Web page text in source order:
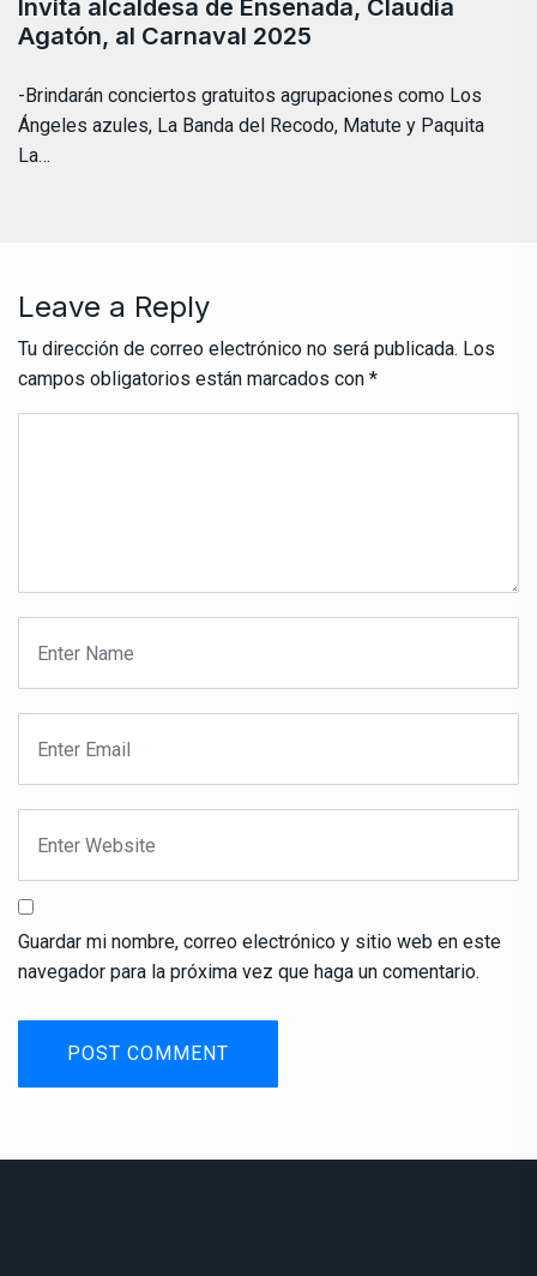
Invita alcaldesa de Ensenada, Claudia
Agatón, al Carnaval 2025
-Brindarán conciertos gratuitos agrupaciones como Los
Ángeles azules, La Banda del Recodo, Matute y Paquita
La…
Leave a Reply
Tu dirección de correo electrónico no será publicada. Los
campos obligatorios están marcados con *
Guardar mi nombre, correo electrónico y sitio web en este
navegador para la próxima vez que haga un comentario.